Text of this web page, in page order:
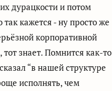
дурацкости и потом
кажется - ну просто же
корпоративной
знает. Помнится как-то
“в нашей структуре
исполнять, чем